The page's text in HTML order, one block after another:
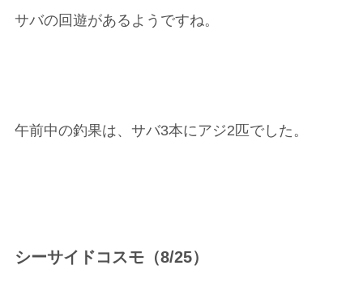
サバの回遊があるようですね。
午前中の釣果は、サバ3本にアジ2匹でした。
シーサイドコスモ（8/25）